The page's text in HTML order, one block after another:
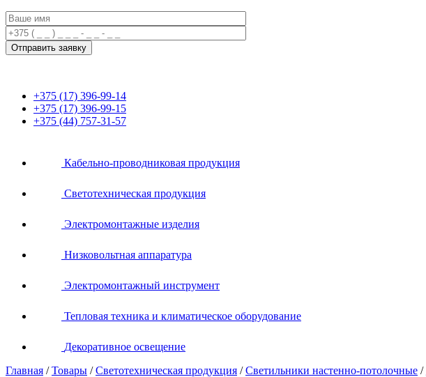
+375 (17) 396-99-14
+375 (17) 396-99-15
+375 (44) 757-31-57
Кабельно-проводниковая продукция
Светотехническая продукция
Электромонтажные изделия
Низковольтная аппаратура
Электромонтажный инструмент
Тепловая техника и климатическое оборудование
Декоративное освещение
Главная /Товары /Светотехническая продукция /Светильники настенно-потолочные /